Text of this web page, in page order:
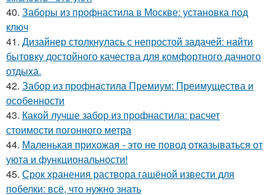
40. Заборы из профнастила в Москве: установка под
ключ
41. Дизайнер столкнулась с непростой задачей: найти
бытовку достойного качества для комфортного дачного
отдыха.
42. Забор из профнастила Премиум: Преимущества и
особенности
43. Какой лучше забор из профнастила: расчет
стоимости погонного метра
44. Маленькая прихожая - это не повод отказываться от
уюта и функциональности!
45. Срок хранения раствора гашёной извести для
побелки: всё, что нужно знать